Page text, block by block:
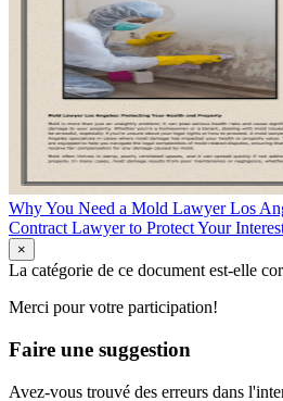
Why You Need a Mold Lawyer Los
Contract Lawyer to Protect Your
×
La catégorie de ce document est-elle
Merci pour votre participation!
Faire une suggestion
Avez-vous trouvé des erreurs dans